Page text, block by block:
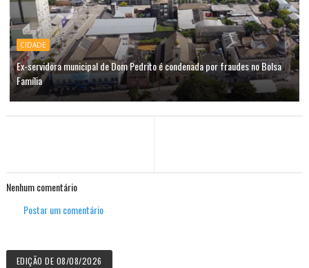
CIDADE
Ex-servidora municipal de Dom Pedrito é condenada por fraudes no Bolsa
Família
Nenhum comentário
Postar um comentário
EDIÇÃO DE 08/08/2026